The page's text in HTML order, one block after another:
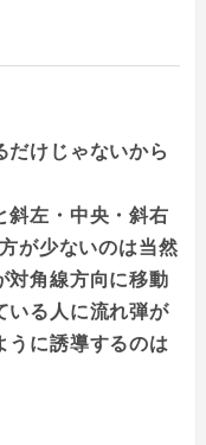
だけじゃないから
斜左・中央・斜右
が少ないのは当然
対角線方向に移動
る人に流れ弾が
うに誘導するのは